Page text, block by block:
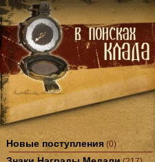
Новые поступления (0)